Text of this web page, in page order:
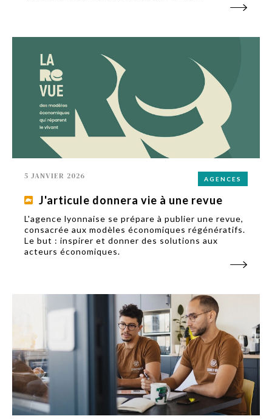
AGENCES
5 JANVIER 2026
J'articule donnera vie à une revue
L'agence lyonnaise se prépare à publier une revue,
consacrée aux modèles économiques régénératifs.
Le but : inspirer et donner des solutions aux
acteurs économiques.